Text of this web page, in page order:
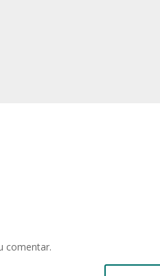
comentar.